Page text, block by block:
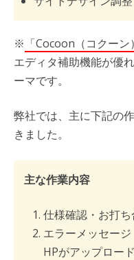
※ 「Cocoon（コクーン
エディタ補助機能が優
ーマです。
弊社では、主に下記の
きました。
主な作業内容
仕様確認・お打
エラーメッセー
HPがアップロー